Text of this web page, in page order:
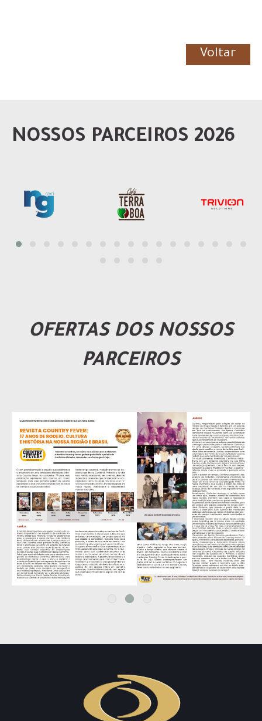
Voltar
NOSSOS PARCEIROS 2026
OFERTAS DOS NOSSOS
PARCEIROS